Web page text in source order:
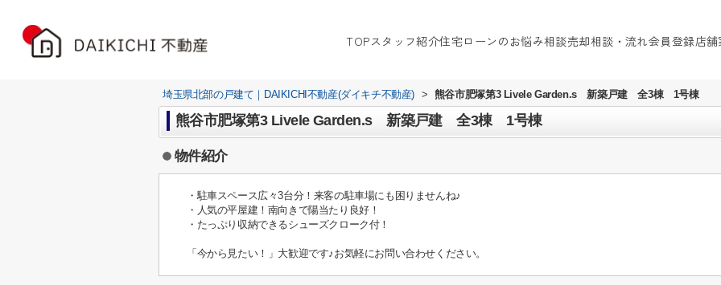
TOPスタッフ紹介住宅ローンのお悩み相談売却相談・流れ会員登録店
埼玉県北部の戸建て｜DAIKICHI不動産(ダイキチ不動産) > 熊谷市肥塚第3 Livele Garden.s 新築戸建 全3棟 1号棟
熊谷市肥塚第3 Livele Garden.s 新築戸建 全3棟 1号棟
物件紹介
・駐車スペース広々3台分！来客の駐車場にも困りませんね♪
・人気の平屋建！南向きで陽当たり良好！
・たっぷり収納できるシューズクローク付！
「今から見たい！」大歓迎です♪お気軽にお問い合わせください。